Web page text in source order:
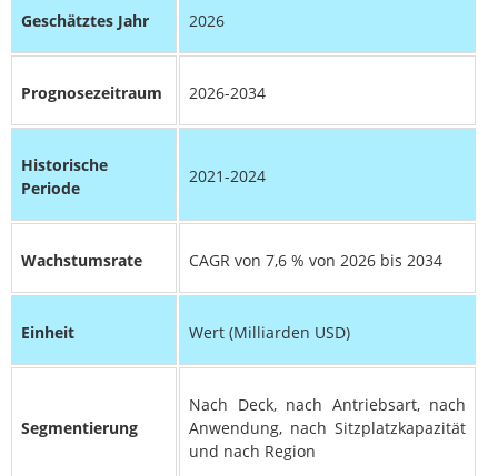
Geschätztes Jahr 2026
Prognosezeitraum 2026-2034
Historische
Periode
2021-2024
Wachstumsrate CAGR von 7,6 % von 2026 bis 2034
Einheit Wert (Milliarden USD)
Segmentierung
Nach Deck, nach Antriebsart, nach
Anwendung, nach Sitzplatzkapazität
und nach Region